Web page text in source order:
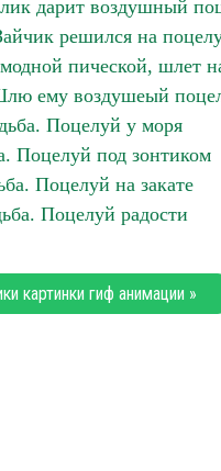
дарит воздушный
решился на
пической, шлет
ему воздушеый
Поцелуй у моря
Поцелуй под зонтиком
Поцелуй на закате
Поцелуй радости
картинки гиф анимации »